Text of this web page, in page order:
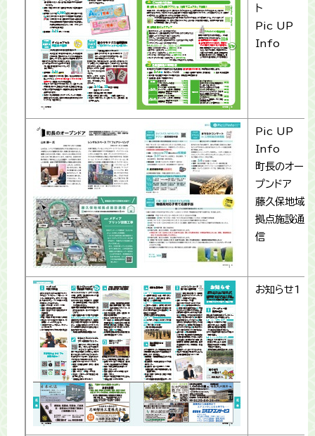
ト
Pic UP
Info
Pic UP
Info
町長のオー
プンドア
藤久保地域
拠点施設通
信
お知らせ1